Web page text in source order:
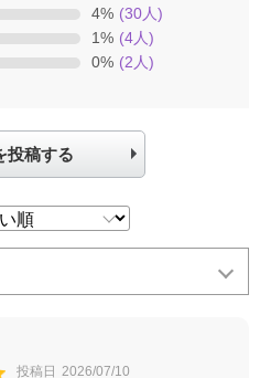
4% (30人)
1% (4人)
0% (2 人)
投稿する
投稿日 2026/07/10